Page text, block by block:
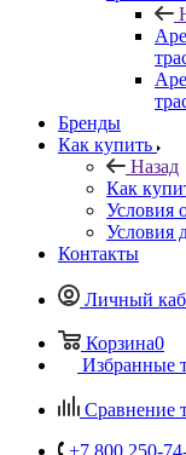
Бренды
Как купить
Назад
Как
Условия
Условия
Контакты
Личный
Корзина0
Избранные
Сравнение
+7 800 250-